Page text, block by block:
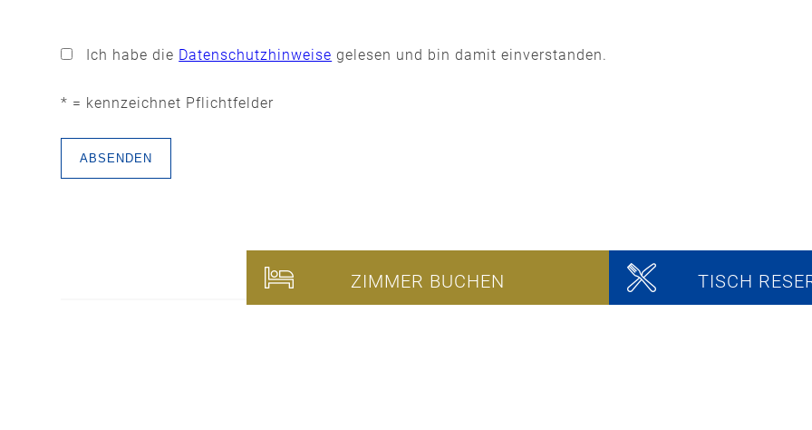
lasse
Feld
Ich habe die Datenschutzhinweise gelesen und bin damit einverstanden.
* = kennzeichnet Pflichtfelder
ZIMMER BUCHEN TISCH